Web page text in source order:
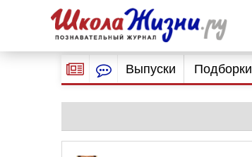
Выпуски Подборки